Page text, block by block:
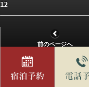
12
前のページへ